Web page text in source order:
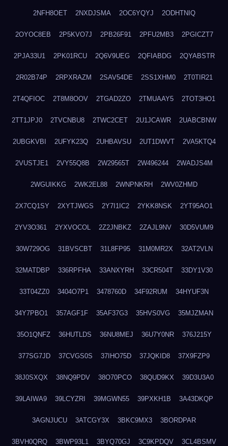
2NFH8OET 2NXDJSMA 2OC6YQYJ 2ODHTNIQ
2OYOC8EB 2P5KVO7J 2PB26F91 2PFU2MB3 2PGICZT7
2PJA33U1 2PK01RCU 2Q6V9UEG 2QFIABDG 2QYABSTR
2R02B74P 2RPXRAZM 2SAV54DE 2SS1XHM0 2T0TIR21
2T4QFIOC 2T8M8OOV 2TGAD2ZO 2TMUAAY5 2TOT3HO1
2TT1JPJ0 2TVCNBU8 2TWC2CET 2U1JCAWR 2UABCBNW
2UBGKVBI 2UFYK23Q 2UHBAVSU 2UT1DWVT 2VA5KTQ4
2VUSTJE1 2VY55Q8B 2W29565T 2W496244 2WADJS4M
2WGUIKKG 2WK2EL88 2WNPNKRH 2WV0ZHMD
2X7CQ1SY 2XYTJWGS 2Y7I1IC2 2YKK8NSK 2YT95AO1
2YV3O361 2YXVOCOL 2Z2JNBKZ 2ZAJL9NV 30D5VUM9
30W729OG 31BVSCBT 31L8FP95 31M0MR2X 32AT2VLN
32MATDBP 336RPFHA 33ANXYRH 33CR504T 33DY1V30
33T04ZZ0 3404O7P1 3478760D 34F92RUM 34HYUF3N
34Y7PBO1 357AGF1F 35AF37G3 35HVS0VG 35MJZMAN
35O1QNFZ 36HUTLDS 36NU8MEJ 36U7Y0NR 376J215Y
377SG7JD 37CVGS0S 37IHO75D 37JQKID8 37X9FZP9
38J0SXQX 38NQ9PDV 38O70PCO 38QUD9KX 39D3U3A0
39LAIWA9 39LCYZRI 39MGWN55 39PXKH1B 3A43DKQP
3AGNJUCU 3ATCGY3X 3BKC9MX3 3BORDPAR
3BVH0QRQ 3BWP93L1 3BYQ70GJ 3C9KPDQV 3CL4BSMV